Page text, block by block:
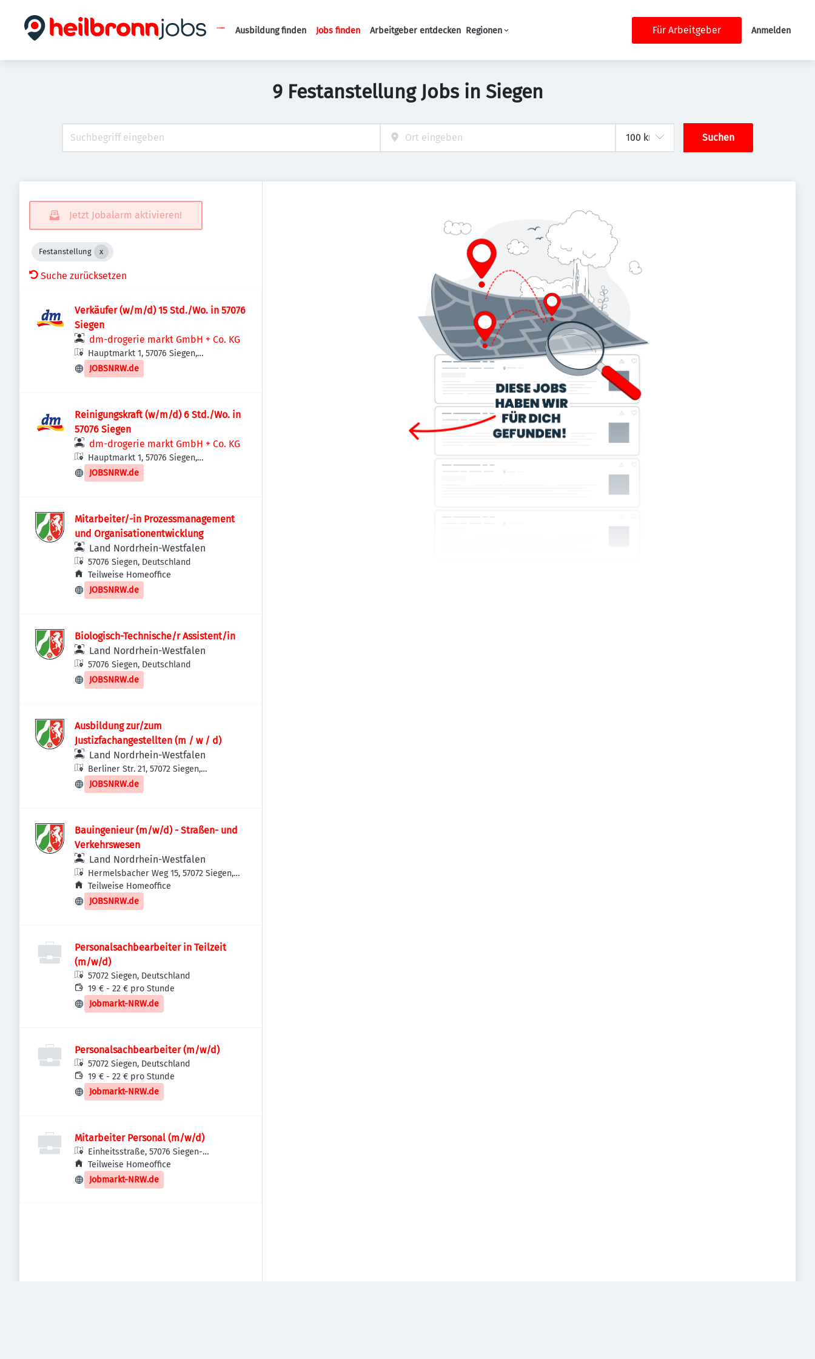
Haupt-Navigation
Ausbildung finden Jobs finden Arbeitgeber entdecken Regionen Für Arbeitgeber Anmelden
9 Festanstellung Jobs in Siegen
Suchen
Jetzt Jobalarm aktivieren!
Festanstellung
Suche zurücksetzen
Verkäufer (w/m/d) 15 Std./Wo. in 57076
Siegen
dm-drogerie markt GmbH + Co. KG
Hauptmarkt 1, 57076 Siegen,
Deutschland
JOBSNRW.de
Reinigungskraft (w/m/d) 6 Std./Wo. in
57076 Siegen
dm-drogerie markt GmbH + Co. KG
Hauptmarkt 1, 57076 Siegen,
Deutschland
JOBSNRW.de
Mitarbeiter/-in Prozessmanagement
und Organisationentwicklung
Land Nordrhein-Westfalen
57076 Siegen, Deutschland
Teilweise Homeoffice
JOBSNRW.de
Biologisch-Technische/r Assistent/in
Land Nordrhein-Westfalen
57076 Siegen, Deutschland
JOBSNRW.de
Ausbildung zur/zum
Justizfachangestellten (m / w / d)
Land Nordrhein-Westfalen
Berliner Str. 21, 57072 Siegen,
Deutschland
JOBSNRW.de
Bauingenieur (m/w/d) - Straßen- und
Verkehrswesen
Land Nordrhein-Westfalen
Hermelsbacher Weg 15, 57072 Siegen,
Deutschland
Teilweise Homeoffice
JOBSNRW.de
Personalsachbearbeiter in Teilzeit
(m/w/d)
57072 Siegen, Deutschland
19 € - 22 € pro Stunde
Jobmarkt-NRW.de
Personalsachbearbeiter (m/w/d)
57072 Siegen, Deutschland
19 € - 22 € pro Stunde
Jobmarkt-NRW.de
Mitarbeiter Personal (m/w/d)
Einheitsstraße, 57076 Siegen-
Weidenau, Deutschland
Teilweise Homeoffice
Jobmarkt-NRW.de